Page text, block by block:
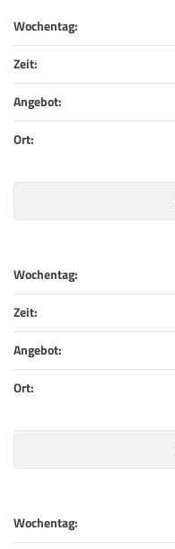
Wochentag:
Zeit:
Angebot:
Ort:
Wochentag:
Zeit:
Angebot:
Ort:
Wochentag: